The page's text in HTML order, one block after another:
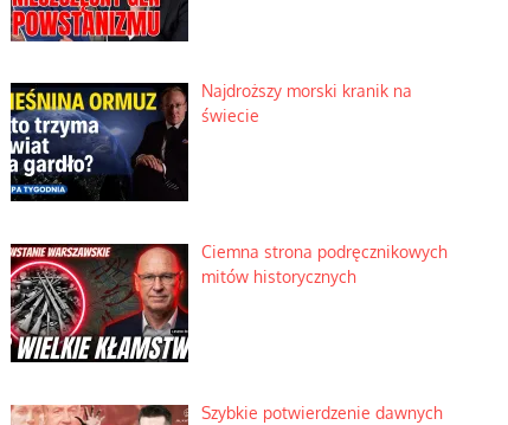
Najdroższy morski kranik na
świecie
Ciemna strona podręcznikowych
mitów historycznych
Szybkie potwierdzenie dawnych